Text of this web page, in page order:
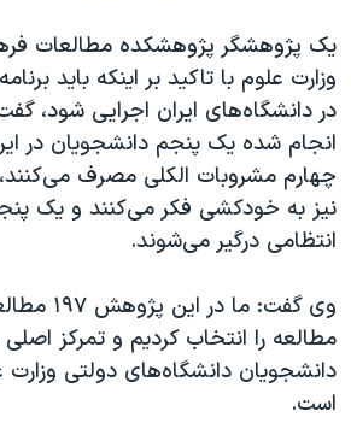
یک پژوهشگر پژوهشکده مطالعات
وزارت علوم با تاکید بر اینکه باید
در دانشگاه‌های ایران اجرایی شود،
انجام‌ شده یک پنجم دانشجویان در
چهارم مشروبات الکلی مصرف
نیز به خودکشی فکر می‌کنند و یک
انتظامی درگیر می‌شوند.
مطالعه را انتخاب کردیم و تمرکز
دانشجویان دانشگاه‌های دولتی
است.